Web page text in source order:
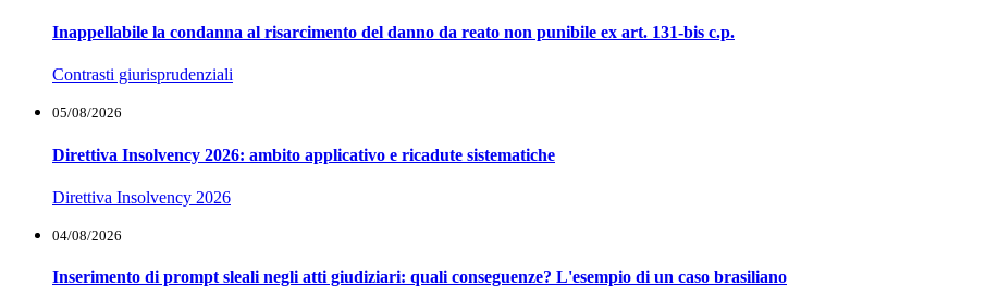
Inappellabile la condanna al risarcimento del danno da reato non punibile ex art. 131-bis c.p.
Contrasti giurisprudenziali
05/08/2026
Direttiva Insolvency 2026: ambito applicativo e ricadute sistematiche
Direttiva Insolvency 2026
04/08/2026
Inserimento di prompt sleali negli atti giudiziari: quali conseguenze? L'esempio di un caso brasiliano